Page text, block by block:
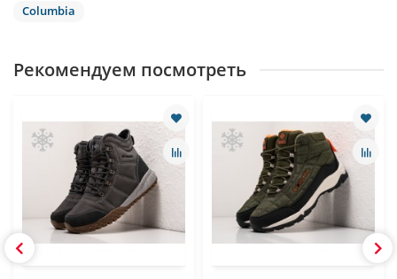
Columbia
Рекомендуем посмотреть